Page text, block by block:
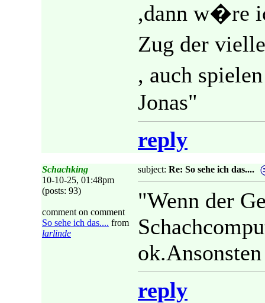
,dann w�re
Zug der
, auch
Jonas"
reply
Schachking
10-10-25, 01:48pm
(posts: 93)
comment on comment
So sehe ich das.... from
larlinde
subject: Re: So sehe ich das....
"Wenn der
reply